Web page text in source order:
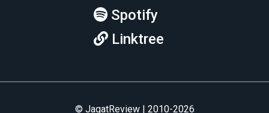
Spotify
Linktree
© JagatReview | 2010-2026